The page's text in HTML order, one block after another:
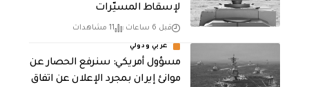
لإسقاط المسيّرات
قبل 6 ساعات 11 مشاهدات
عربي ودولي
مسؤول أمريكي: سنرفع الحصار عن
موانئ إيران بمجرد الإعلان عن اتفاق